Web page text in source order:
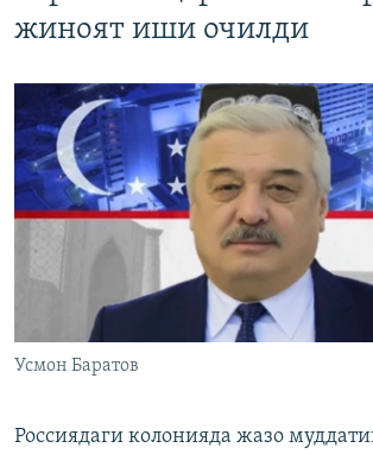
жиноят иши очилди
Усмон Баратов
Россиядаги колонияда жазо